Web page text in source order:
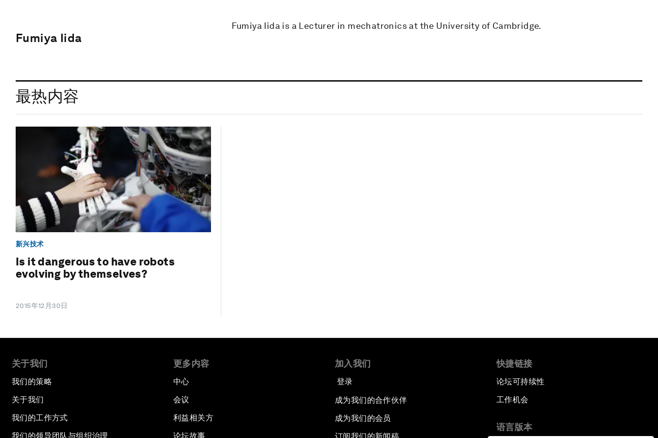
Fumiya Iida
Fumiya Iida is a Lecturer in mechatronics at the University of Cambridge.
最热内容
新兴技术
Is it dangerous to have robots
evolving by themselves?
2015年12月30日
关于我们
我们的策略
关于我们
我们的工作方式
我们的领导团队与组织治理
更多内容
中心
会议
利益相关方
论坛故事
加入我们
登录
成为我们的合作伙伴
成为我们的会员
快捷链接
论坛可持续性
工作机会
语言版本